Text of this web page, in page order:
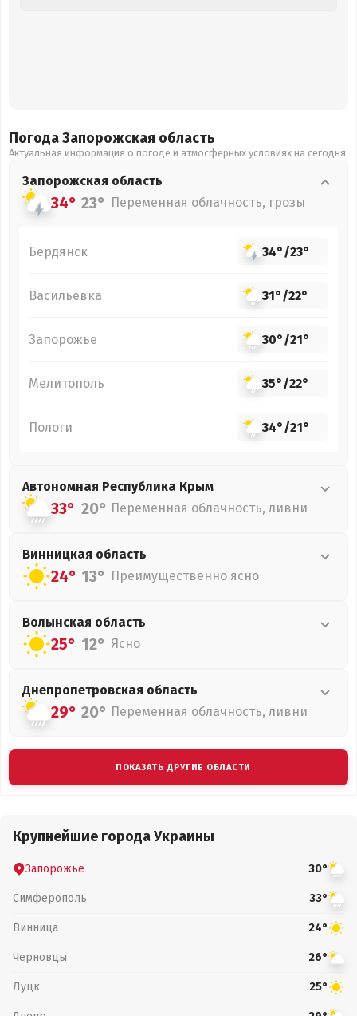
Погода Запорожская область
Актуальная информация о погоде и атмосферных условиях на сегодня
Запорожская область
34° 23° Переменная облачность, грозы
Бердянск 34°/23°
Васильевка 31°/22°
Запорожье 30°/21°
Мелитополь 35°/22°
Пологи 34°/21°
Автономная Республика Крым
33° 20° Переменная облачность, ливни
Винницкая область
24° 13° Преимущественно ясно
Волынская область
25° 12° Ясно
Днепропетровская область
29° 20° Переменная облачность, ливни
ПОКАЗАТЬ ДРУГИЕ ОБЛАСТИ
Крупнейшие города Украины
Запорожье 30°
Симферополь 33°
Винница 24°
Черновцы 26°
Луцк 25°